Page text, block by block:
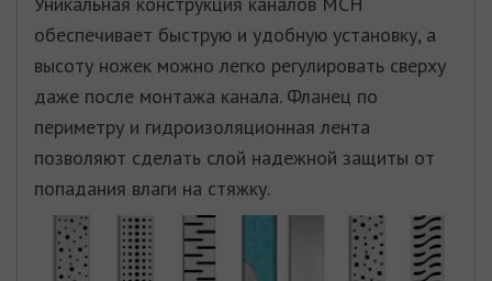
обеспечивает быструю и удобную установку, а
высоту ножек можно легко регулировать сверху
даже после монтажа канала. Фланец по
периметру и гидроизоляционная лента
позволяют сделать слой надежной защиты от
попадания влаги на стяжку.